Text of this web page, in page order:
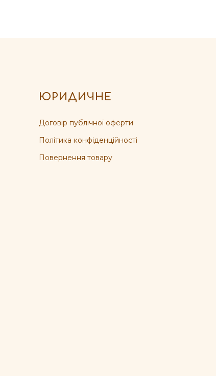
ЮРИДИЧНЕ
Договір публічної оферти
Політика конфіденційності
Повернення товару